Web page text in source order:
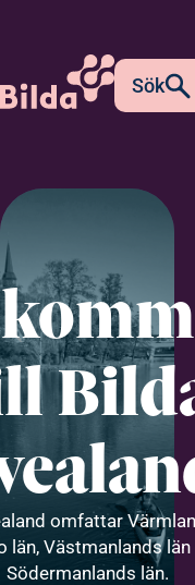
Sök
omfattar
län, Västmanlands län
Södermanlands län.